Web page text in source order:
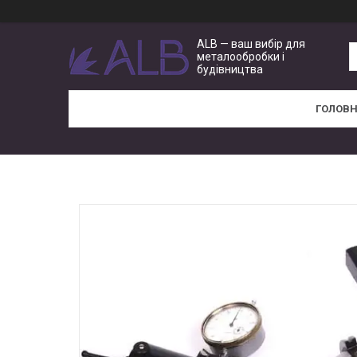
ALB — ваш вибір для
металообробки і
будівництва